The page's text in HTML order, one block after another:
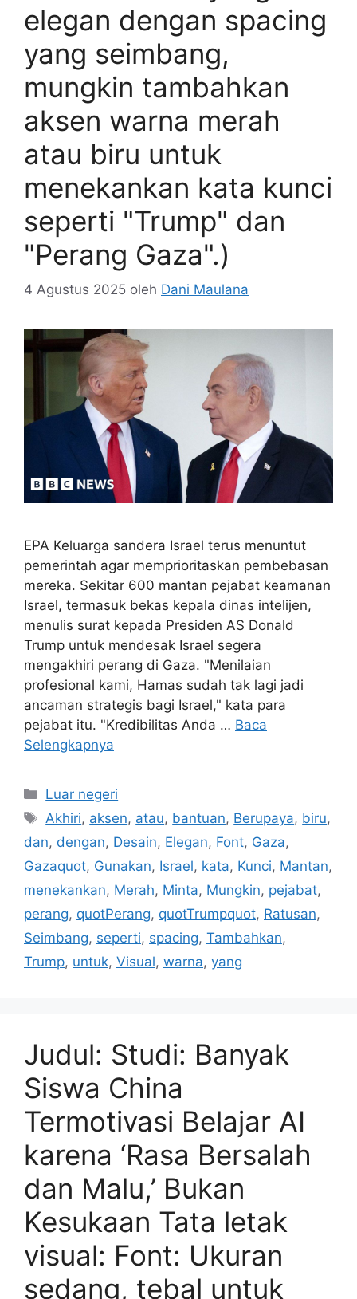
elegan dengan spacing
yang seimbang,
mungkin tambahkan
aksen warna merah
atau biru untuk
menekankan kata kunci
seperti "Trump" dan
"Perang Gaza".)
4 Agustus 2025 oleh Dani Maulana
EPA Keluarga sandera Israel terus menuntut
pemerintah agar memprioritaskan pembebasan
mereka. Sekitar 600 mantan pejabat keamanan
Israel, termasuk bekas kepala dinas intelijen,
menulis surat kepada Presiden AS Donald
Trump untuk mendesak Israel segera
mengakhiri perang di Gaza. "Menilaian
profesional kami, Hamas sudah tak lagi jadi
ancaman strategis bagi Israel," kata para
pejabat itu. "Kredibilitas Anda … Baca
Selengkapnya
Kategori
Luar negeri
Tag
Akhiri, aksen, atau, bantuan, Berupaya, biru,
dan, dengan, Desain, Elegan, Font, Gaza,
Gazaquot, Gunakan, Israel, kata, Kunci, Mantan,
menekankan, Merah, Minta, Mungkin, pejabat,
perang, quotPerang, quotTrumpquot, Ratusan,
Seimbang, seperti, spacing, Tambahkan,
Trump, untuk, Visual, warna, yang
Judul: Studi: Banyak
Siswa China
Termotivasi Belajar AI
karena ‘Rasa Bersalah
dan Malu,’ Bukan
Kesukaan Tata letak
visual: Font: Ukuran
sedang, tebal untuk